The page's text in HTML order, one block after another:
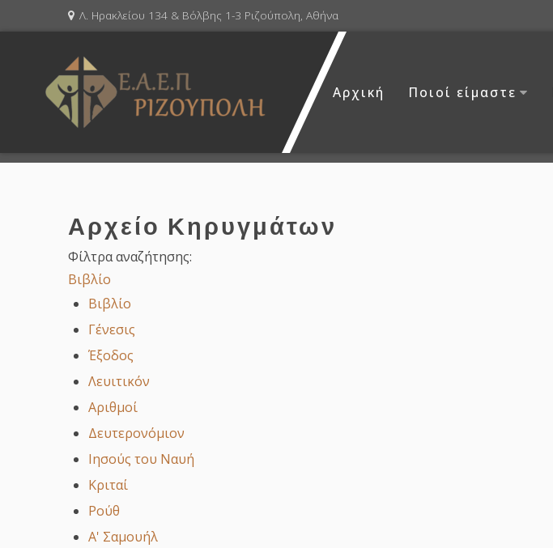
Λ. Ηρακλείου 134 & Βόλβης 1-3 Ριζούπολη, Αθήνα
Αρχική Ποιοί είμαστε
Αρχείο Κηρυγμάτων
Φίλτρα αναζήτησης:
Βιβλίο
Βιβλίο
Γένεσις
Έξοδος
Λευιτικόν
Αριθμοί
Δευτερονόμιον
Ιησούς του Ναυή
Κριταί
Ρούθ
Α' Σαμουήλ